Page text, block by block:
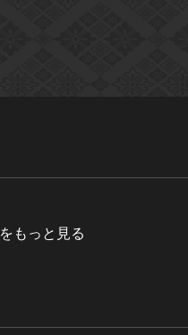
をもっと見る